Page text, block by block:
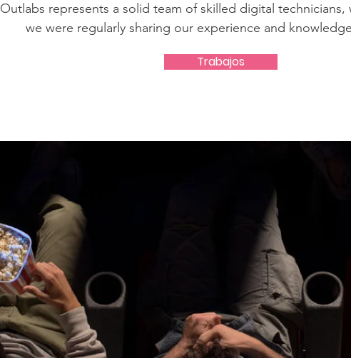
Outlabs represents a solid team of skilled digital technicians,
we were regularly sharing our experience and
Trabajos